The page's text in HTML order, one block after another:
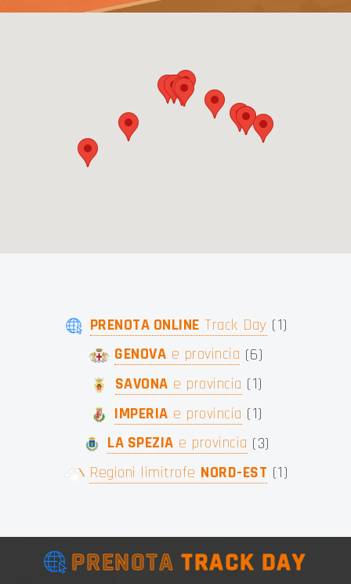
PRENOTA ONLINE Track Day (1)
GENOVA e provincia (6)
SAVONA e provincia (1)
IMPERIA e provincia (1)
LA SPEZIA e provincia (3)
Regioni limitrofe NORD-EST (1)
PRENOTATRACK DAY